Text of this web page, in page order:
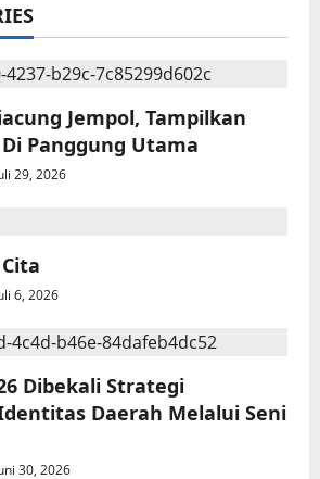
Jempol, Tampilkan
Panggung Utama
29, 2026
6, 2026
Dibekali Strategi
Daerah Melalui Seni
30, 2026